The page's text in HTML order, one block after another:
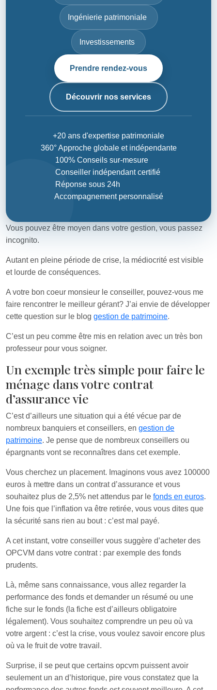
Ingénierie patrimoniale
Investissements
Prendre rendez-vous
Découvrir nos services
+20 ans d'expertise patrimoniale
360° Approche globale et indépendante
100% Conseils sur-mesure
Conseiller indépendant certifié
Réponse sous 24h
Accompagnement personnalisé
Vous pouvez être moyen dans votre gestion, vous passez
incognito.
Autant en pleine période de crise, la médiocrité est visible
et lourde de conséquences.
A votre bon coeur monsieur le conseiller, pouvez-vous me
faire rencontrer le meilleur gérant? J’ai envie de développer
cette question sur le blog gestion de patrimoine.
C’est un peu comme être mis en relation avec un très bon
professeur pour vous soigner.
Un exemple très simple pour faire le
ménage dans votre contrat
d’assurance vie
C’est d’ailleurs une situation qui a été vécue par de
nombreux banquiers et conseillers, en gestion de
patrimoine. Je pense que de nombreux conseillers ou
épargnants vont se reconnaîtres dans cet exemple.
Vous cherchez un placement. Imaginons vous avez 100000
euros à mettre dans un contrat d’assurance et vous
souhaitez plus de 2,5% net attendus par le fonds en euros.
Une fois que l’inflation va être retirée, vous vous dites que
la sécurité sans rien au bout : c’est mal payé.
A cet instant, votre conseiller vous suggère d’acheter des
OPCVM dans votre contrat : par exemple des fonds
prudents.
Là, même sans connaissance, vous allez regarder la
performance des fonds et demander un résumé ou une
fiche sur le fonds (la fiche est d’ailleurs obligatoire
légalement). Vous souhaitez comprendre un peu où va
votre argent : c’est la crise, vous voulez savoir encore plus
où va le fruit de votre travail.
Surprise, il se peut que certains opcvm puissent avoir
seulement un an d’historique, pire vous constatez que la